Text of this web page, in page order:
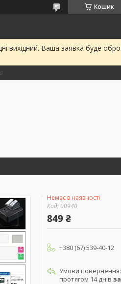
Кошик
вихідний. Ваша заявка буде
Немає в наявності
Код: 00940
849 ₴
+380 (67) 539-40-12
протягом 14 днів